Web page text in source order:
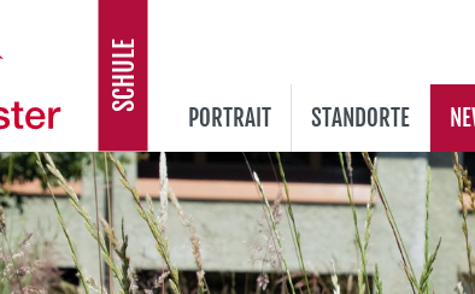
SCHULE
PORTRAIT STANDORTE